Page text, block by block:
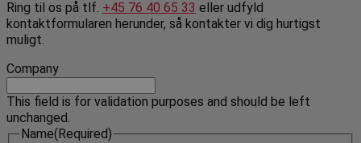
Ring til os på tlf. +45 76 40 65 33 eller udfyld
kontaktformularen herunder, så kontakter vi dig hurtigst
muligt.
Company
This field is for validation purposes and should be left
unchanged.
Name(Required)